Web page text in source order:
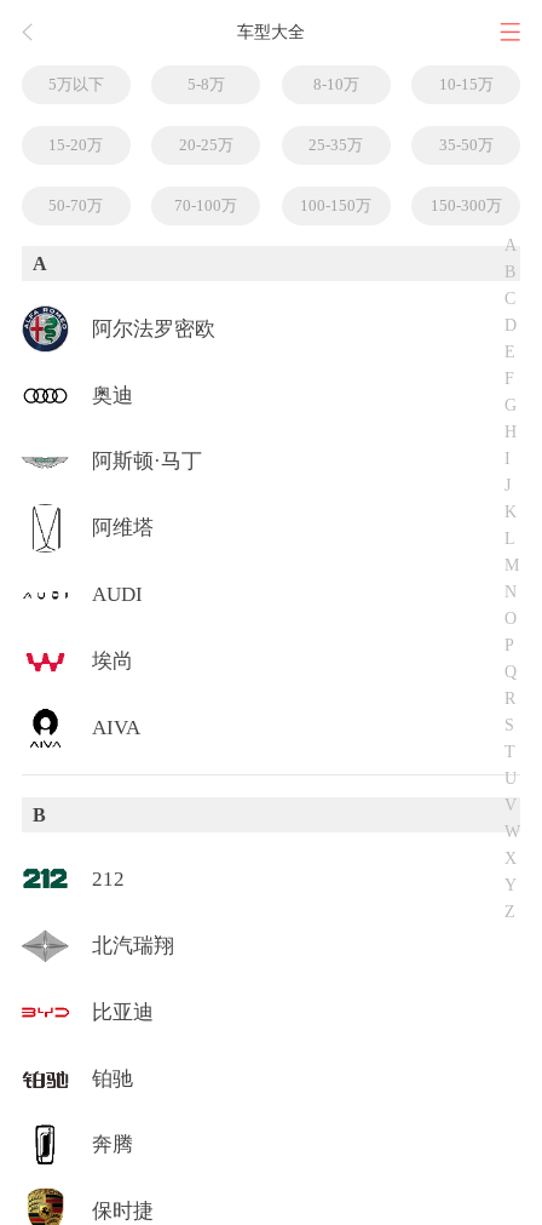
车型大全
5万以下 5-8万 8-10万 10-15万
15-20万 20-25万 25-35万 35-50万
50-70万 70-100万 100-150万 150-300万
A
阿尔法罗密欧
奥迪
阿斯顿·马丁
阿维塔
AUDI
埃尚
AIVA
B
212
北汽瑞翔
比亚迪
铂驰
奔腾
保时捷
A
B
C
D
E
F
G
H
I
J
K
L
M
N
O
P
Q
R
S
T
U
V
W
X
Y
Z